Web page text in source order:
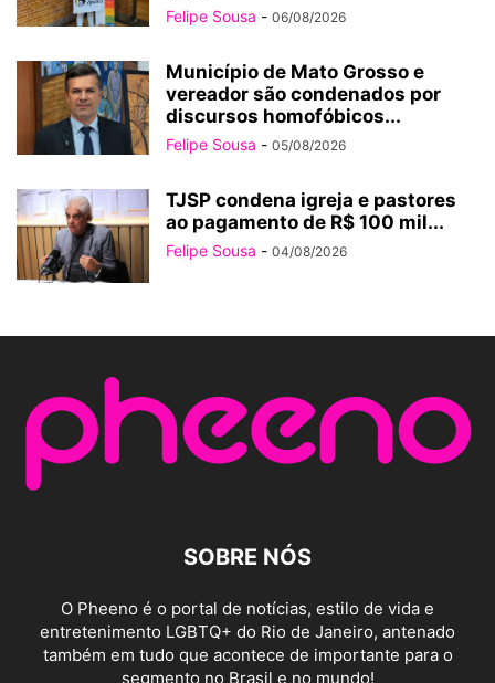
Felipe Sousa - 06/08/2026
Município de Mato Grosso e
vereador são condenados por
discursos homofóbicos...
Felipe Sousa - 05/08/2026
TJSP condena igreja e pastores
ao pagamento de R$ 100 mil...
Felipe Sousa - 04/08/2026
SOBRE NÓS
O Pheeno é o portal de notícias, estilo de vida e
entretenimento LGBTQ+ do Rio de Janeiro, antenado
também em tudo que acontece de importante para o
segmento no Brasil e no mundo!